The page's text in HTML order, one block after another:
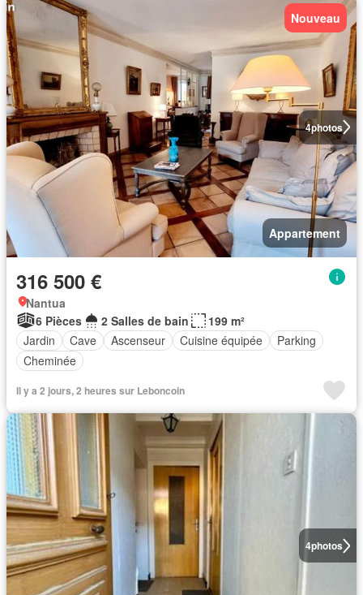
4photos
Nouveau
Appartement
316 500 €
Nantua
6 Pièces
2 Salles de bain
199 m²
Jardin
Cave Ascenseur Cuisine équipée
Parking
Cheminée
Il y a 2 jours, 2 heures sur Leboncoin
4photos